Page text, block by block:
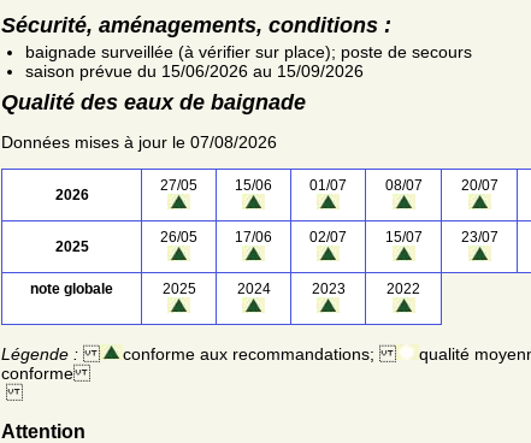
Sécurité, aménagements, conditions :
baignade surveillée (à vérifier sur place); poste de secours
saison prévue du 15/06/2026 au 15/09/2026
Qualité des eaux de baignade
Données mises à jour le 07/08/2026
2026
27/05 15/06 01/07 08/07 20/07
2025
26/05 17/06 02/07 15/07 23/07
note globale 2025 2024 2023 2022
Légende : conforme aux recommandations; qualité
conforme
Attention